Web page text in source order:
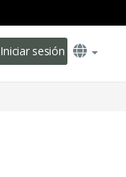
Iniciar sesión